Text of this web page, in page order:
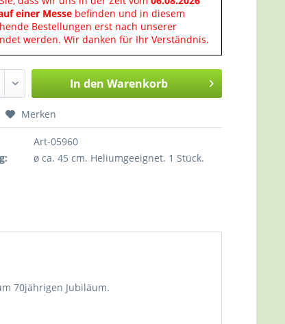
einer Messe befinden und in diesem
Bestellungen erst nach unserer
werden. Wir danken für Ihr Verständnis.
In den Warenkorb
Merken
Art-05960
ø ca. 45 cm. Heliumgeeignet. 1 Stück.
70jährigen Jubiläum.